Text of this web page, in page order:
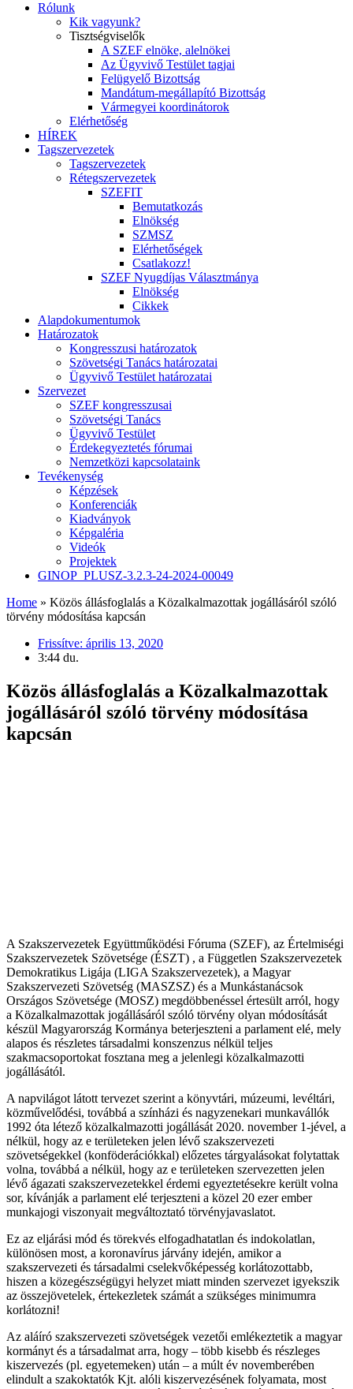
Rólunk
Kik vagyunk?
Tisztségviselők
A SZEF elnöke, alelnökei
Az Ügyvivő Testület tagjai
Felügyelő Bizottság
Mandátum-megállapító Bizottság
Vármegyei koordinátorok
Elérhetőség
HÍREK
Tagszervezetek
Tagszervezetek
Rétegszervezetek
SZEFIT
Bemutatkozás
Elnökség
SZMSZ
Elérhetőségek
Csatlakozz!
SZEF Nyugdíjas Választmánya
Elnökség
Cikkek
Alapdokumentumok
Határozatok
Kongresszusi határozatok
Szövetségi Tanács határozatai
Ügyvivő Testület határozatai
Szervezet
SZEF kongresszusai
Szövetségi Tanács
Ügyvivő Testület
Érdekegyeztetés fórumai
Nemzetközi kapcsolataink
Tevékenység
Képzések
Konferenciák
Kiadványok
Képgaléria
Videók
Projektek
GINOP_PLUSZ-3.2.3-24-2024-00049
Home » Közös állásfoglalás a Közalkalmazottak jogállásáról szóló
törvény módosítása kapcsán
Frissítve: április 13, 2020
3:44 du.
Közös állásfoglalás a Közalkalmazottak
jogállásáról szóló törvény módosítása
kapcsán
A Szakszervezetek Együttműködési Fóruma (SZEF), az Értelmiségi
Szakszervezetek Szövetsége (ÉSZT) , a Független Szakszervezetek
Demokratikus Ligája (LIGA Szakszervezetek), a Magyar
Szakszervezeti Szövetség (MASZSZ) és a Munkástanácsok
Országos Szövetsége (MOSZ) megdöbbenéssel értesült arról, hogy
a Közalkalmazottak jogállásáról szóló törvény olyan módosítását
készül Magyarország Kormánya beterjeszteni a parlament elé, mely
alapos és részletes társadalmi konszenzus nélkül teljes
szakmacsoportokat fosztana meg a jelenlegi közalkalmazotti
jogállásától.
A napvilágot látott tervezet szerint a könyvtári, múzeumi, levéltári,
közművelődési, továbbá a színházi és nagyzenekari munkavállók
1992 óta létező közalkalmazotti jogállását 2020. november 1-jével, a
nélkül, hogy az e területeken jelen lévő szakszervezeti
szövetségekkel (konföderációkkal) előzetes tárgyalásokat folytattak
volna, továbbá a nélkül, hogy az e területeken szervezetten jelen
lévő ágazati szakszervezetekkel érdemi egyeztetésekre került volna
sor, kívánják a parlament elé terjeszteni a közel 20 ezer ember
munkajogi viszonyait megváltoztató törvényjavaslatot.
Ez az eljárási mód és törekvés elfogadhatatlan és indokolatlan,
különösen most, a koronavírus járvány idején, amikor a
szakszervezeti és társadalmi cselekvőképesség korlátozottabb,
hiszen a közegészségügyi helyzet miatt minden szervezet igyekszik
az összejövetelek, értekezletek számát a szükséges minimumra
korlátozni!
Az aláíró szakszervezeti szövetségek vezetői emlékeztetik a magyar
kormányt és a társadalmat arra, hogy – több kisebb és részleges
kiszervezés (pl. egyetemeken) után – a múlt év novemberében
elindult a szakoktatók Kjt. alóli kiszervezésének folyamata, most